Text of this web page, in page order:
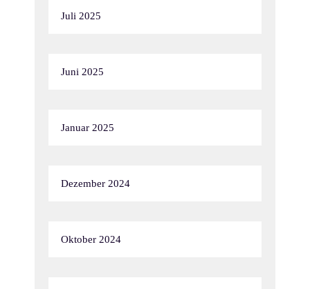
Juli 2025
Juni 2025
Januar 2025
Dezember 2024
Oktober 2024